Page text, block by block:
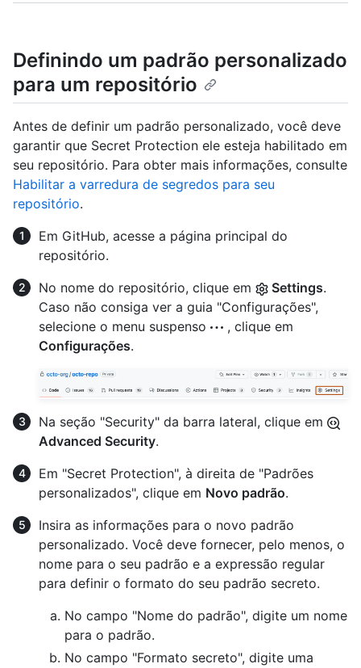
Definindo um padrão personalizado
para um repositório
Antes de definir um padrão personalizado, você deve
garantir que Secret Protection ele esteja habilitado em
seu repositório. Para obter mais informações, consulte
Habilitar a varredura de segredos para seu
repositório.
Em GitHub, acesse a página principal do
repositório.
No nome do repositório, clique em
Settings.
Caso não consiga ver a guia "Configurações",
selecione o menu suspenso
, clique em
Configurações.
Na seção "Security" da barra lateral, clique em
Advanced Security.
Em "Secret Protection", à direita de "Padrões
personalizados", clique em Novo padrão.
Insira as informações para o novo padrão
personalizado. Você deve fornecer, pelo menos, o
nome para o seu padrão e a expressão regular
para definir o formato do seu padrão secreto.
No campo "Nome do padrão", digite um nome
para o padrão.
No campo "Formato secreto", digite uma